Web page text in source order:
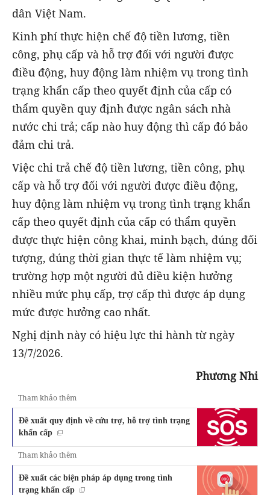
dân Việt Nam.
Kinh phí thực hiện chế độ tiền lương, tiền
công, phụ cấp và hỗ trợ đối với người được
điều động, huy động làm nhiệm vụ trong tình
trạng khẩn cấp theo quyết định của cấp có
thẩm quyền quy định được ngân sách nhà
nước chi trả; cấp nào huy động thì cấp đó bảo
đảm chi trả.
Việc chi trả chế độ tiền lương, tiền công, phụ
cấp và hỗ trợ đối với người được điều động,
huy động làm nhiệm vụ trong tình trạng khẩn
cấp theo quyết định của cấp có thẩm quyền
được thực hiện công khai, minh bạch, đúng đối
tượng, đúng thời gian thực tế làm nhiệm vụ;
trường hợp một người đủ điều kiện hưởng
nhiều mức phụ cấp, trợ cấp thì được áp dụng
mức được hưởng cao nhất.
Nghị định này có hiệu lực thi hành từ ngày
13/7/2026.
Phương Nhi
Tham khảo thêm
Đề xuất quy định về cứu trợ, hỗ trợ tình trạng
khẩn cấp
Tham khảo thêm
Đề xuất các biện pháp áp dụng trong tình
trạng khẩn cấp